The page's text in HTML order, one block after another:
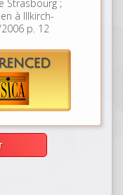
Strasbourg ;
à Illkirch-
p. 12